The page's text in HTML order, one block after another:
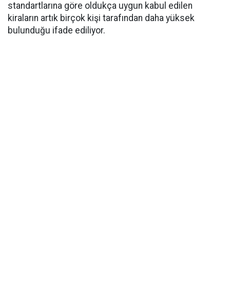
standartlarına göre oldukça uygun kabul edilen
kiraların artık birçok kişi tarafından daha yüksek
bulunduğu ifade ediliyor.